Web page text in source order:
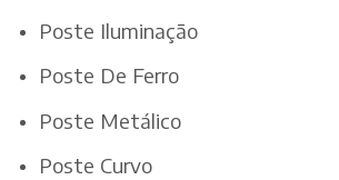
Poste Iluminação
Poste De Ferro
Poste Metálico
Poste Curvo